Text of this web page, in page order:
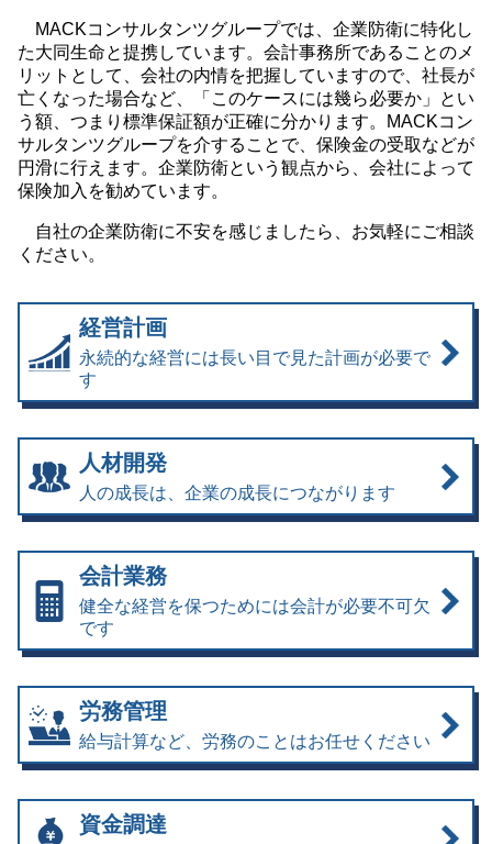
MACKコンサルタンツグループでは、企業防衛に特化し
た大同生命と提携しています。会計事務所であることのメ
リットとして、会社の内情を把握していますので、社長が
亡くなった場合など、「このケースには幾ら必要か」とい
う額、つまり標準保証額が正確に分かります。MACKコン
サルタンツグループを介することで、保険金の受取などが
円滑に行えます。企業防衛という観点から、会社によって
保険加入を勧めています。
自社の企業防衛に不安を感じましたら、お気軽にご相談
ください。
経営計画
永続的な経営には長い目で見た計画が必要で
す
人材開発
人の成長は、企業の成長につながります
会計業務
健全な経営を保つためには会計が必要不可欠
です
労務管理
給与計算など、労務のことはお任せください
資金調達